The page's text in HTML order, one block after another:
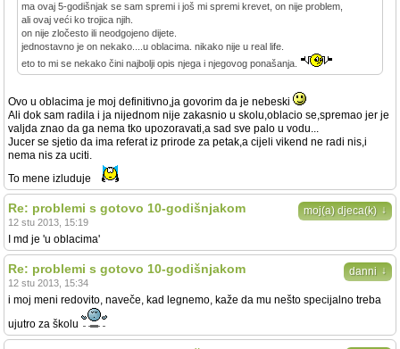
ma ovaj 5-godišnjak se sam spremi i još mi spremi krevet, on nije problem,
ali ovaj veći ko trojica njih.
on nije zločesto ili neodgojeno dijete.
jednostavno je on nekako....u oblacima. nikako nije u real life.
eto to mi se nekako čini najbolji opis njega i njegovog ponašanja.
Ovo u oblacima je moj definitivno,ja govorim da je nebeski
Ali dok sam radila i ja nijednom nije zakasnio u skolu,oblacio se,spremao jer je
valjda znao da ga nema tko upozoravati,a sad sve palo u vodu...
Jucer se sjetio da ima referat iz prirode za petak,a cijeli vikend ne radi nis,i
nema nis za uciti.
To mene izluduje
moj(a) djeca(k) ↓
Re: problemi s gotovo 10-godišnjakom
12 stu 2013, 15:19
I md je 'u oblacima'
danni ↓
Re: problemi s gotovo 10-godišnjakom
12 stu 2013, 15:34
i moj meni redovito, naveče, kad legnemo, kaže da mu nešto specijalno treba
ujutro za školu